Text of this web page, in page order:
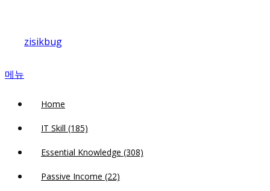
바
zisikbug
메뉴
Home
IT Skill (185)
Essential Knowledge (308)
Passive Income (22)